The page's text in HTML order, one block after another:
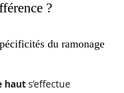
?
du ramonage
haut s’effectue